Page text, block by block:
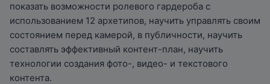
показать возможности ролевого гардероба с
использованием 12 архетипов, научить управлять своим
состоянием перед камерой, в публичности, научить
составлять эффективный контент-план, научить
технологии создания фото-, видео- и текстового
контента.